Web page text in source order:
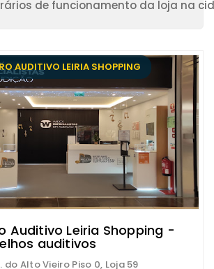
de funcionamento da loja na
AUDITIVO LEIRIA SHOPPING
Auditivo Leiria Shopping -
auditivos
do Alto Vieiro Piso 0, Loja 59